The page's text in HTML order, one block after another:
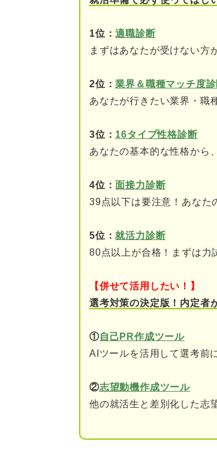
ノマドワー
海外に行ける職種
①営業
②生産管理
③品質管理
④ITエンジニ
⑥販売戦略・
⑧コールセン
⑩貿易事務
⑫保育士
1位：適職診断
まずはあなたが受けない方
2位：業界＆職種マッチ度
あなたが行きたい業界・職
3位： 16タイプ性格診断
あなたの基本的な性格から
4位：面接力診断
39点以下は要注意！あなた
5位：就活力診断
80点以上が合格！まずは力
【併せて活用したい！】
選考対策の決定版！内定者
①自己PR作成ツール
AIツールを活用して選考前
②志望動機作成ツール
他の就活生と差別化した志